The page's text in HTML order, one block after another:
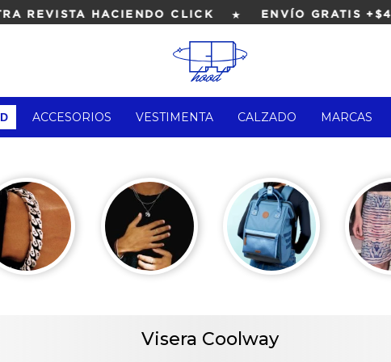
REVISTA HACIENDO CLICK ENVÍO GRATIS
ACCESORIOS VESTIMENTA CALZADO MARCAS
Visera Coolway